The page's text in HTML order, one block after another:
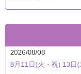
2026/08/08
8月11日(火・祝) 13日